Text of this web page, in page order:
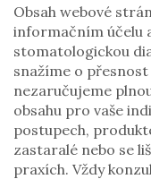
Obsah webové
informačním účelu
stomatologickou
snažíme o
nezaručujeme
obsahu pro vaše
postupech,
zastaralé nebo se
praxích. Vždy